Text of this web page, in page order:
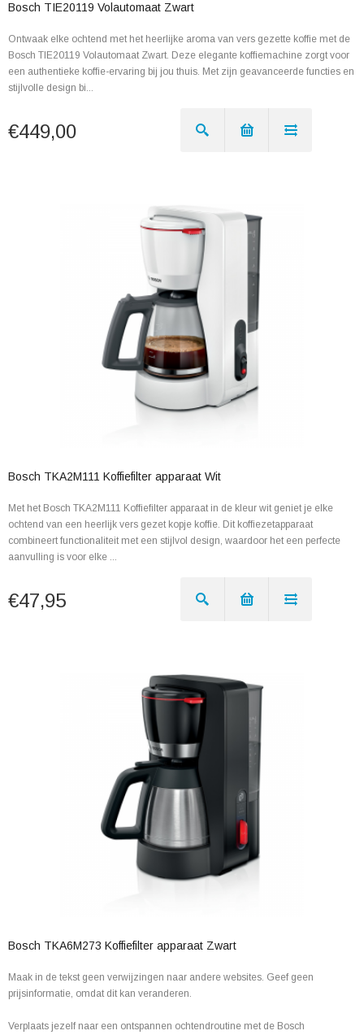
Bosch TIE20119 Volautomaat Zwart
Ontwaak elke ochtend met het heerlijke aroma van vers gezette koffie met de
Bosch TIE20119 Volautomaat Zwart. Deze elegante koffiemachine zorgt voor
een authentieke koffie-ervaring bij jou thuis. Met zijn geavanceerde functies en
stijlvolle design bi...
€449,00
Bosch TKA2M111 Koffiefilter apparaat Wit
Met het Bosch TKA2M111 Koffiefilter apparaat in de kleur wit geniet je elke
ochtend van een heerlijk vers gezet kopje koffie. Dit koffiezetapparaat
combineert functionaliteit met een stijlvol design, waardoor het een perfecte
aanvulling is voor elke ...
€47,95
Bosch TKA6M273 Koffiefilter apparaat Zwart
Maak in de tekst geen verwijzingen naar andere websites. Geef geen
prijsinformatie, omdat dit kan veranderen.
Verplaats jezelf naar een ontspannen ochtendroutine met de Bosch